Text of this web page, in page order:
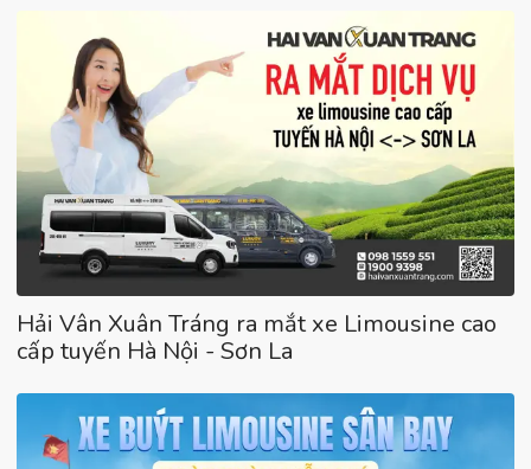
Hải Vân Xuân Tráng ra mắt xe Limousine cao
cấp tuyến Hà Nội - Sơn La